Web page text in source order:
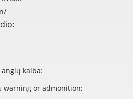
kalba:
warning or admonition;